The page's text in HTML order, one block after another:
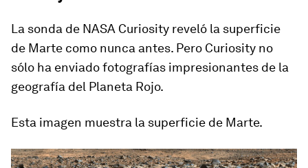
La sonda de NASA Curiosity reveló la superficie
de Marte como nunca antes. Pero Curiosity no
sólo ha enviado fotografías impresionantes de la
geografía del Planeta Rojo.
Esta imagen muestra la superficie de Marte.